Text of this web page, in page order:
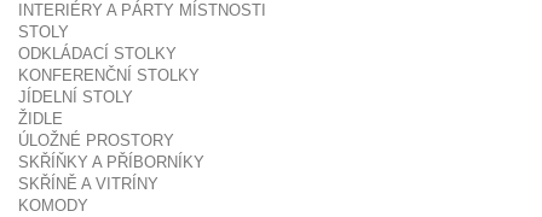
INTERIÉRY A PÁRTY MÍSTNOSTI
STOLY
ODKLÁDACÍ STOLKY
KONFERENČNÍ STOLKY
JÍDELNÍ STOLY
ŽIDLE
ÚLOŽNÉ PROSTORY
SKŘÍŇKY A PŘÍBORNÍKY
SKŘÍNĚ A VITRÍNY
KOMODY